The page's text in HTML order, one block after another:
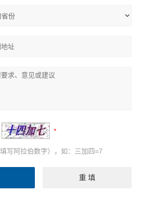
写阿拉伯数字），如：三加四=7